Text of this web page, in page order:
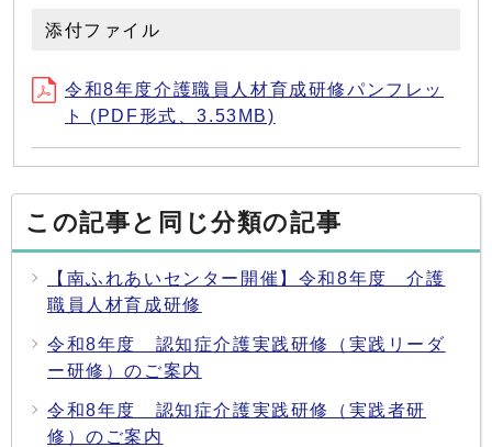
添付ファイル
令和8年度介護職員人材育成研修パンフレッ
ト (PDF形式、3.53MB)
この記事と同じ分類の記事
【南ふれあいセンター開催】令和8年度 介護
職員人材育成研修
令和8年度 認知症介護実践研修（実践リーダ
ー研修）のご案内
令和8年度 認知症介護実践研修（実践者研
修）のご案内